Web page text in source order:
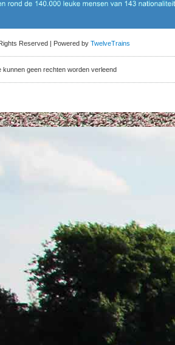
Reserved | Powered by TwelveTrains
kunnen geen rechten worden verleend